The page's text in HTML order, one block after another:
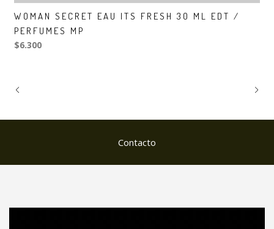
WOMAN SECRET EAU ITS FRESH 30 ML EDT /
PERFUMES MP
$6.300
Contacto